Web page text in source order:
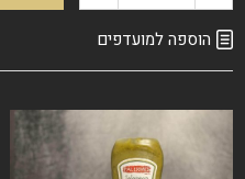
של
חרדל
הוספה למועדפים